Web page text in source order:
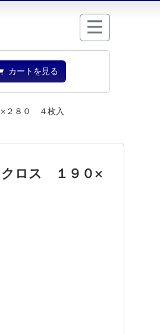
カートを見る
２８０ ４枚入
クロス １９０×